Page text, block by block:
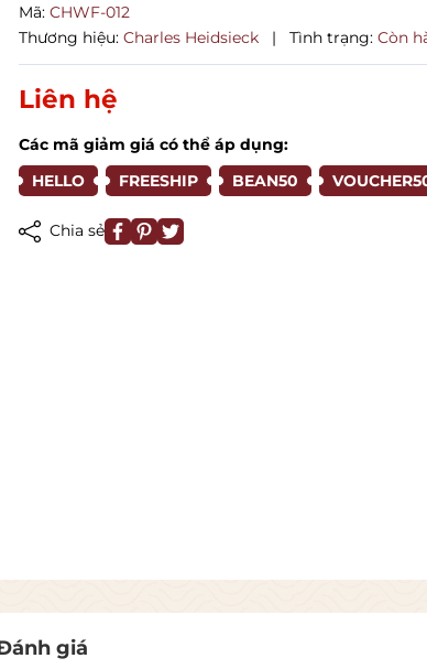
Mã: CHWF-012
Thương hiệu: Charles Heidsieck | Tình trạng: Còn
Liên hệ
Các mã giảm giá có thể áp dụng:
HELLO
FREESHIP BEAN50
Chia sẻ
giá